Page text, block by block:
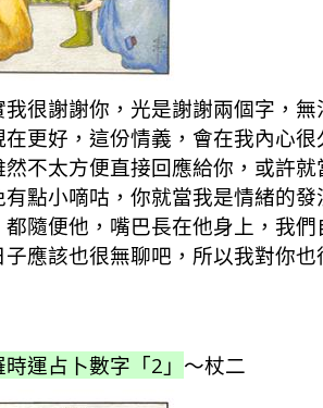
我很謝謝你，光是謝謝兩個字，
在更好，這份情義，會在我內心
然不太方便直接回應給你，或許
有點小嘀咕，你就當我是情緒的
都隨便他，嘴巴長在他身上，我
子應該也很無聊吧，所以我對你也
運占卜數字「2」 ～杖二